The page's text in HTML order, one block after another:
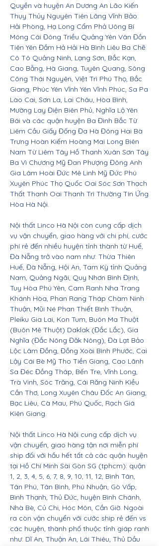
Quyền và huyện An Dương An Lão Kiến
Thụy Thủy Nguyên Tiên Lãng Vĩnh Bảo
Hải Phòng, Hạ Long Cẩm Phả Uông Bí
Móng Cái Đông Triều Quảng Yên Vân Đồn
Tiên Yên Đầm Hả Hải Hà Bình Liêu Ba Chẽ
Cô Tô Quảng Ninh, Lạng Sơn, Bắc Kạn,
Cao Bằng, Hà Giang, Tuyên Quang, Sông
Công Thái Nguyên, Việt Trì Phú Thọ, Bắc
Giang, Phúc Yên Vĩnh Yên Vĩnh Phúc, Sa Pa
Lào Cai, Sơn La, Lai Châu, Hòa Bình,
Mường Lay Điện Biên Phủ, Nghĩa Lộ Yên
Bái và các quận huyện Ba Đình Bắc Từ
Liêm Cầu Giấy Đống Đa Hà Đông Hai Bà
Trưng Hoàn Kiếm Hoàng Mai Long Biên
Nam Từ Liêm Tây Hồ Thanh Xuân Sơn Tây
Ba Vì Chương Mỹ Đan Phượng Đông Anh
Gia Lâm Hoài Đức Mê Linh Mỹ Đức Phú
Xuyên Phúc Thọ Quốc Oai Sóc Sơn Thạch
Thất Thanh Oai Thanh Trì Thường Tín Ứng
Hòa Hà Nội.
Nội thất Linco Hà Nội còn cung cấp dịch
vụ vận chuyển, giao hàng với chi phí, cước
phí rẻ đến nhiều huyện tỉnh thành từ Huế,
Đà Nẵng trở vào nam như: Thừa Thiên
Huế, Đà Nẵng, Hội An, Tam Kỳ tỉnh Quảng
Nam, Quảng Ngãi, Quy Nhơn Bình Định,
Tuy Hòa Phú Yên, Cam Ranh Nha Trang
Khánh Hòa, Phan Rang Tháp Chàm Ninh
Thuận, Mũi Né Phan Thiết Bình Thuận,
Pleiku Gia Lai, Kon Tum, Buôn Ma Thuột
(Buôn Mê Thuột) Daklak (Đắc Lắc), Gia
Nghĩa (Đắc Nông Đăk Nông), Đà Lạt Bảo
Lộc Lâm Đồng, Đồng Xoài Bình Phước, Cai
Lậy Cái Bè Mỹ Tho Tiền Giang, Cao Lãnh
Sa Đéc Đồng Tháp, Bến Tre, Vĩnh Long,
Trà Vinh, Sóc Trăng, Cái Răng Ninh Kiều
Cần Thơ, Long Xuyên Châu Đốc An Giang,
Bạc Liêu, Cà Mau, Phú Quốc, Rạch Giá
Kiên Giang.
Nội thất Linco Hà Nội cung cấp dịch vụ
vận chuyển, giao hàng tận nơi miễn phí
ship đối với hầu hết tất cả các quận huyện
tại Hồ Chí Minh Sài Gòn SG (tphcm): quận
1, 2, 3, 4, 5, 6, 7, 8, 9, 10, 11, 12, Bình Tân,
Tân Phú, Tân Bình, Phú Nhuận, Gò Vấp,
Bình Thạnh, Thủ Đức, huyện Bình Chánh,
Nhà Bè, Củ Chi, Hóc Môn, Cần Giờ. Ngoài
ra còn vận chuyển với cước ship rẻ đến vs
các huyện, thành phố thuộc tỉnh giáp ranh
như: Dĩ An, Thuận An, Lái Thiêu, Thủ Dầu